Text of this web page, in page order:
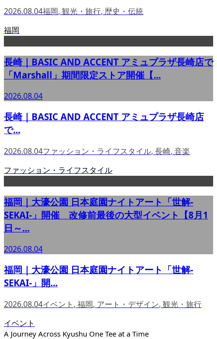
2026.08.04福岡, 観光・旅行, 歴史・伝統
福岡
長崎｜BASIC AND ACCENT アミュプラザ長崎店で
「Marshall」期間限定ストア開催【...
2026.08.04
長崎｜BASIC AND ACCENT アミュプラザ長崎店
で...
2026.08.04ファッション・ライフスタイル, 長崎, 音楽
ファッション・ライフスタイル
福岡｜大濠公園 日本庭園ナイトアート「世解-
SEKAI-」開催 改修前最後の大型イベント【8月1
日～...
2026.08.04
福岡｜大濠公園 日本庭園ナイトアート「世解-
SEKAI-」開...
2026.08.04イベント , 福岡, アート・デザイン, 観光・旅行
イベント
A Journey Across Kyushu One Tee at a Time